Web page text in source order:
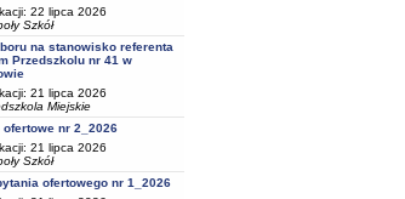
22 lipca 2026
Szkół
na stanowisko referenta
Przedszkolu nr 41 w
21 lipca 2026
Miejskie
ofertowe nr 2_2026
21 lipca 2026
Szkół
ofertowego nr 1_2026